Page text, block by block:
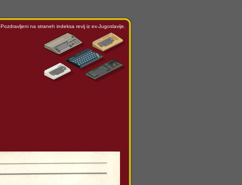
Pozdravljeni na straneh indeksa revij iz ex-Jugoslavije.